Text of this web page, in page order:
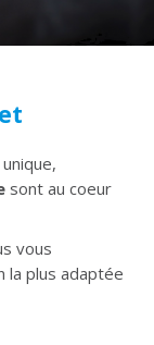
sont au coeur
vous
la plus adaptée